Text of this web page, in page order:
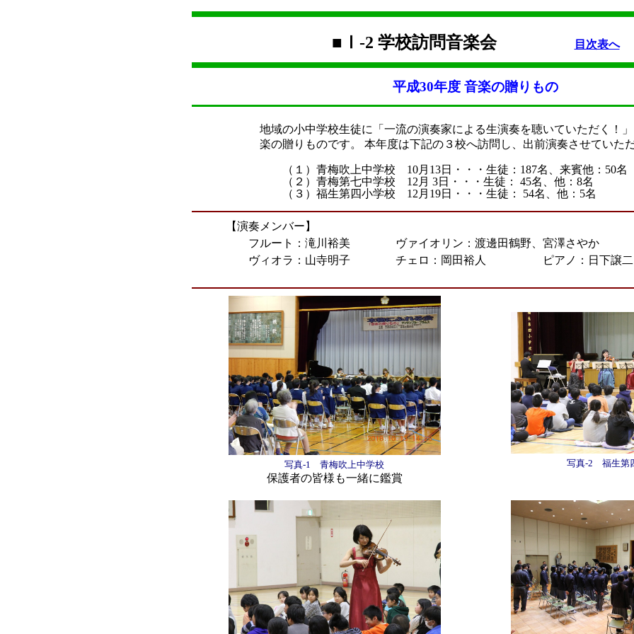
■Ⅰ-2 学校訪問音楽会 目次表へ
平成30年度 音楽の贈りもの
地域の小中学校生徒に「一流の演奏家による生演奏を聴いていただく！
楽の贈りものです。 本年度は下記の３校へ訪問し、出前演奏させていた
（１）青梅吹上中学校 10月13日・・・生徒：187名、来賓他：50名
（２）青梅第七中学校 12月 3日・・・生徒： 45名、他：8名
（３）福生第四小学校 12月19日・・・生徒： 54名、他：5名
【演奏メンバー】
フルート：滝川裕美 ヴァイオリン：渡邊田鶴野、宮澤さやか
ヴィオラ：山寺明子 チェロ：岡田裕人 ピアノ：日下譲二
写真-1 青梅吹上中学校
保護者の皆様も一緒に鑑賞
写真-2 福生第